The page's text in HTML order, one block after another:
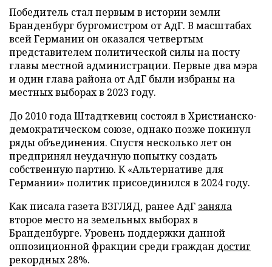
Победитель стал первым в истории земли
Бранденбург бургомистром от АдГ. В масштабах
всей Германии он оказался четвертым
представителем политической силы на посту
главы местной администрации. Первые два мэра
и один глава района от АдГ были избраны на
местных выборах в 2023 году.
До 2010 года Штадткевиц состоял в Христианско-
демократическом союзе, однако позже покинул
ряды объединения. Спустя несколько лет он
предпринял неудачную попытку создать
собственную партию. К «Альтернативе для
Германии» политик присоединился в 2024 году.
Как писала газета ВЗГЛЯД, ранее АдГ заняла
второе место на земельных выборах в
Бранденбурге. Уровень поддержки данной
оппозиционной фракции среди граждан достиг
рекордных 28%.